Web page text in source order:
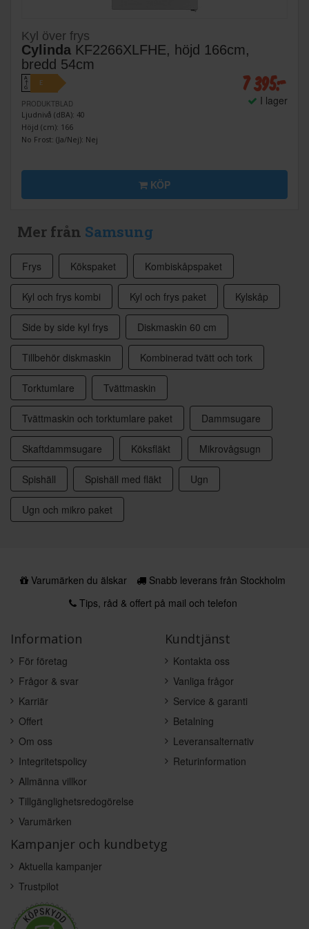
Kyl över frys
Cylinda KF2266XLFHE, höjd 166cm,
bredd 54cm
A
↑
G
E
PRODUKTBLAD
Ljudnivå (dBA): 40
Höjd (cm): 166
No Frost: (Ja/Nej): Nej
7 395:-
I lager
KÖP
Mer från Samsung
Frys Kökspaket Kombiskåpspaket
Kyl och frys kombi Kyl och frys paket Kylskåp
Side by side kyl frys Diskmaskin 60 cm
Tillbehör diskmaskin Kombinerad tvätt och tork
Torktumlare Tvättmaskin
Tvättmaskin och torktumlare paket Dammsugare
Skaftdammsugare Köksfläkt Mikrovågsugn
Spishäll Spishäll med fläkt Ugn
Ugn och mikro paket
Varumärken du älskar
Snabb leverans från Stockholm
Tips, råd & offert på mail och telefon
Information
För företag
Frågor & svar
Karriär
Offert
Om oss
Integritetspolicy
Allmänna villkor
Tillgänglighetsredogörelse
Varumärken
Kundtjänst
Kontakta oss
Vanliga frågor
Service & garanti
Betalning
Leveransalternativ
Returinformation
Kampanjer och kundbetyg
Aktuella kampanjer
Trustpilot